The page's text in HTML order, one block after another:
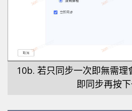
10b. 若只同步一次即無需理
即同步再按